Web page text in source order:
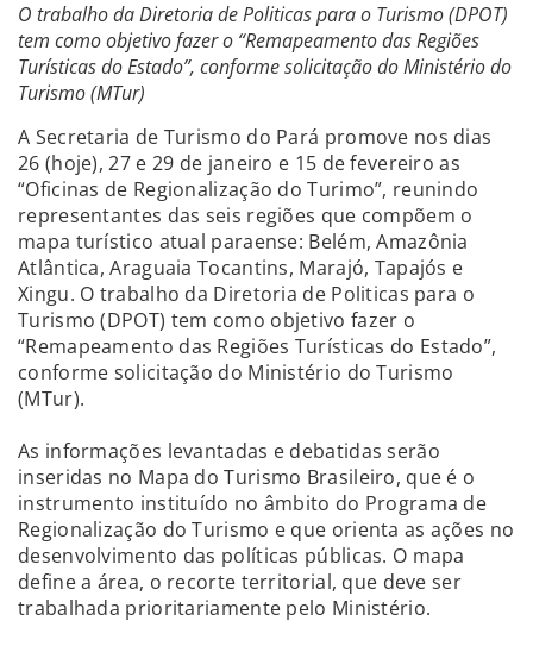
O trabalho da Diretoria de Politicas para o Turismo (DPOT)
tem como objetivo fazer o “Remapeamento das Regiões
Turísticas do Estado”, conforme solicitação do Ministério do
Turismo (MTur)
A Secretaria de Turismo do Pará promove nos dias
26 (hoje), 27 e 29 de janeiro e 15 de fevereiro as
“Oficinas de Regionalização do Turimo”, reunindo
representantes das seis regiões que compõem o
mapa turístico atual paraense: Belém, Amazônia
Atlântica, Araguaia Tocantins, Marajó, Tapajós e
Xingu. O trabalho da Diretoria de Politicas para o
Turismo (DPOT) tem como objetivo fazer o
“Remapeamento das Regiões Turísticas do Estado”,
conforme solicitação do Ministério do Turismo
(MTur).
As informações levantadas e debatidas serão
inseridas no Mapa do Turismo Brasileiro, que é o
instrumento instituído no âmbito do Programa de
Regionalização do Turismo e que orienta as ações no
desenvolvimento das políticas públicas. O mapa
define a área, o recorte territorial, que deve ser
trabalhada prioritariamente pelo Ministério.